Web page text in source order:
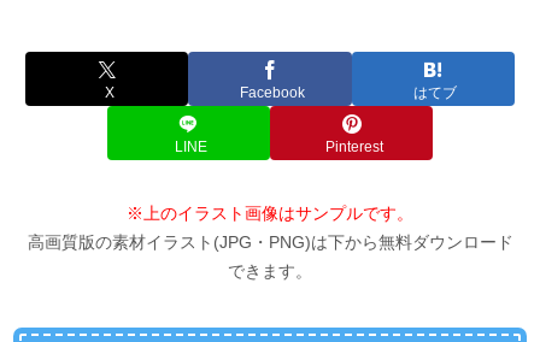
X Facebook はてブ
LINE Pinterest
※上のイラスト画像はサンプルです。
高画質版の素材イラスト(JPG・PNG)は下から無料ダウンロード
できます。